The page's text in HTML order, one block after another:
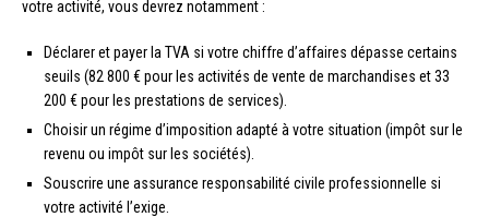
votre activité, vous devrez notamment :
Déclarer et payer la TVA si votre chiffre d’affaires dépasse certains
seuils (82 800 € pour les activités de vente de marchandises et 33
200 € pour les prestations de services).
Choisir un régime d’imposition adapté à votre situation (impôt sur le
revenu ou impôt sur les sociétés).
Souscrire une assurance responsabilité civile professionnelle si
votre activité l’exige.